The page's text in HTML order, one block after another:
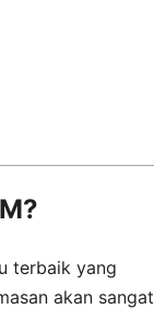
terbaik yang
akan sangat